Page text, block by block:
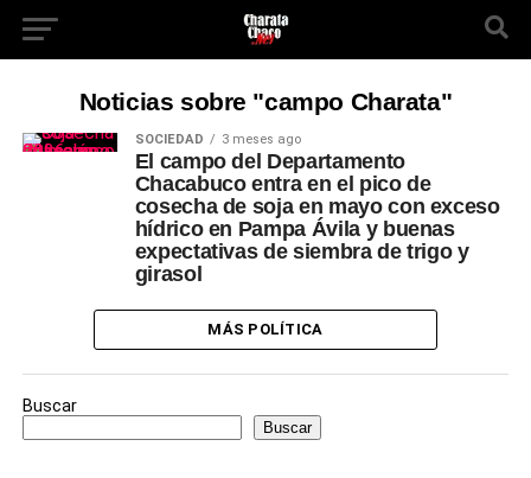
Noticias sobre "campo Charata"
SOCIEDAD 3 meses ago
El campo del Departamento
Chacabuco entra en el pico de
cosecha de soja en mayo con exceso
hídrico en Pampa Ávila y buenas
expectativas de siembra de trigo y
girasol
MÁS POLÍTICA
Buscar
Buscar